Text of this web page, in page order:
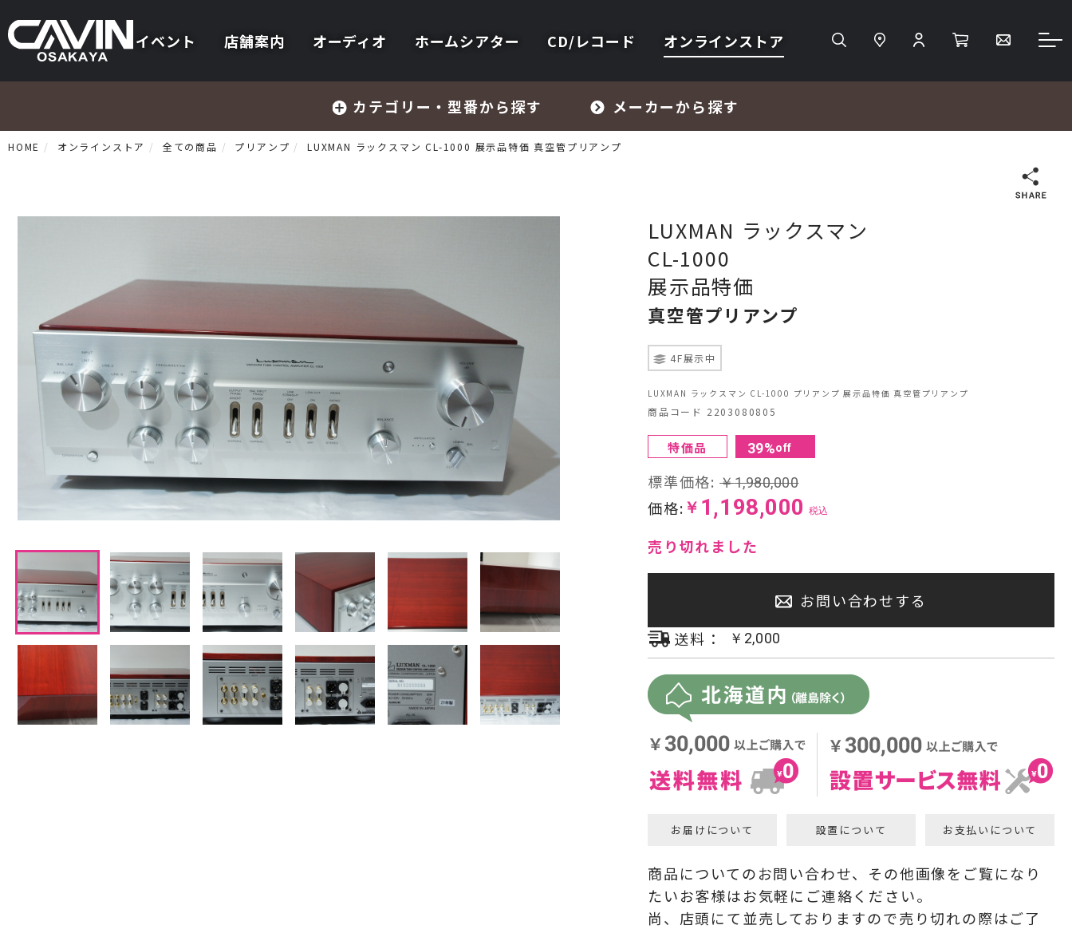
イベント 店舗案内 オーディオ ホームシアター CD/レコード オンラインストア
カテゴリー・型番から探す メーカーから探す
プリアンプ
パワーアンプ
CDプレーヤー・レシーバー
ネットワークプレーヤー・D/Aコンバーター
レコードプレーヤー
オーディオアクセサリー
ヘッドフォン・イヤホン
オーディオその他
ＴＶ・レコーダー・プレーヤー
プロジェクター・スクリーン
センタースピーカー・サブウーファー
HOME オンラインストア 全ての商品 プリアンプ LUXMAN ラックスマン CL-1000 展示品特価 真空管プリアンプ
LUXMAN ラックスマン
CL-1000
展示品特価
真空管プリアンプ
4F展示中
LUXMAN ラックスマン CL-1000 プリアンプ 展示品特価 真空管プリアンプ
商品コード 2203080805
特価品 39%off
標準価格: ￥1,980,000
価格: ￥ 1,198,000 税込
売り切れました
お問い合わせする
送料：
￥ 2,000
お届けについて 設置について お支払いについて
商品についてのお問い合わせ、その他画像をご覧になり
たいお客様はお気軽にご連絡ください。
尚、店頭にて並売しておりますので売り切れの際はご了